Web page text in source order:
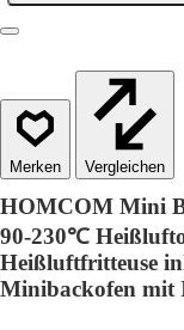
Vergleichen
HOMCOM Mini
90-230℃
Heißluftfritteuse
Minibackofen mit